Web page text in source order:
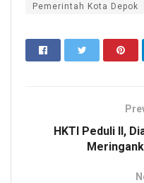
Pemerintah Kota Depok
HKTI Peduli II,